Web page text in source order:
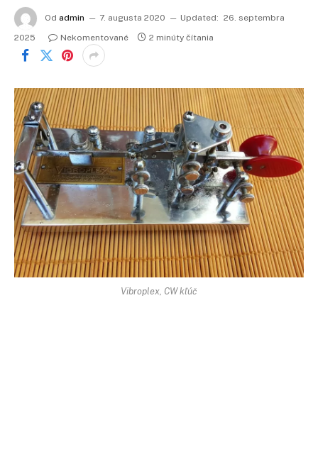
Od admin 7. augusta 2020 Updated: 26. septembra
2025
Nekomentované 2 minúty čítania
Vibroplex, CW kľúč